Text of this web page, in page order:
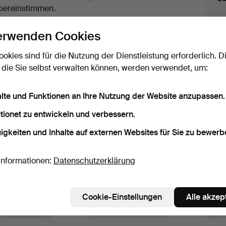
zu erhalten, sobald dieses Objekt
ist.
die mit Ihrer Suche
Cookies
sind für die Nutzung der Dienstleistung erforderlich.
Sie selbst verwalten können, werden verwendet, um:
und Funktionen an Ihre Nutzung der Website anzupassen.
zu entwickeln und verbessern.
und Inhalte auf externen Websites für Sie zu
Datenschutzerklärung
Cookie-Einstellungen Alle